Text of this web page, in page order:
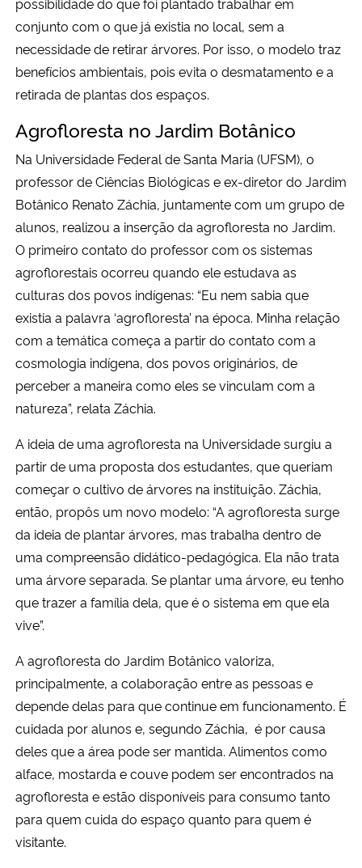
conjunto com o que já existia no local, sem a
necessidade de retirar árvores. Por isso, o modelo traz
benefícios ambientais, pois evita o desmatamento e a
retirada de plantas dos espaços.
Agrofloresta no Jardim Botânico
Na Universidade Federal de Santa Maria (UFSM), o
professor de Ciências Biológicas e ex-diretor do Jardim
Botânico Renato Záchia, juntamente com um grupo de
alunos, realizou a inserção da agrofloresta no Jardim.
O primeiro contato do professor com os sistemas
agroflorestais ocorreu quando ele estudava as
culturas dos povos indígenas: “Eu nem sabia que
existia a palavra ‘agrofloresta’ na época. Minha relação
com a temática começa a partir do contato com a
cosmologia indígena, dos povos originários, de
perceber a maneira como eles se vinculam com a
natureza”, relata Záchia.
A ideia de uma agrofloresta na Universidade surgiu a
partir de uma proposta dos estudantes, que queriam
começar o cultivo de árvores na instituição. Záchia,
então, propôs um novo modelo: “A agrofloresta surge
da ideia de plantar árvores, mas trabalha dentro de
uma compreensão didático-pedagógica. Ela não trata
uma árvore separada. Se plantar uma árvore, eu tenho
que trazer a família dela, que é o sistema em que ela
vive”.
A agrofloresta do Jardim Botânico valoriza,
principalmente, a colaboração entre as pessoas e
depende delas para que continue em funcionamento. É
cuidada por alunos e, segundo Záchia, é por causa
deles que a área pode ser mantida. Alimentos como
alface, mostarda e couve podem ser encontrados na
agrofloresta e estão disponíveis para consumo tanto
para quem cuida do espaço quanto para quem é
visitante.